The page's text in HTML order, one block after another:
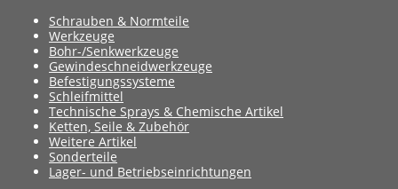
Schrauben & Normteile
Werkzeuge
Bohr-/Senkwerkzeuge
Gewindeschneidwerkzeuge
Befestigungssysteme
Schleifmittel
Technische Sprays & Chemische Artikel
Ketten, Seile & Zubehör
Weitere Artikel
Sonderteile
Lager- und Betriebseinrichtungen